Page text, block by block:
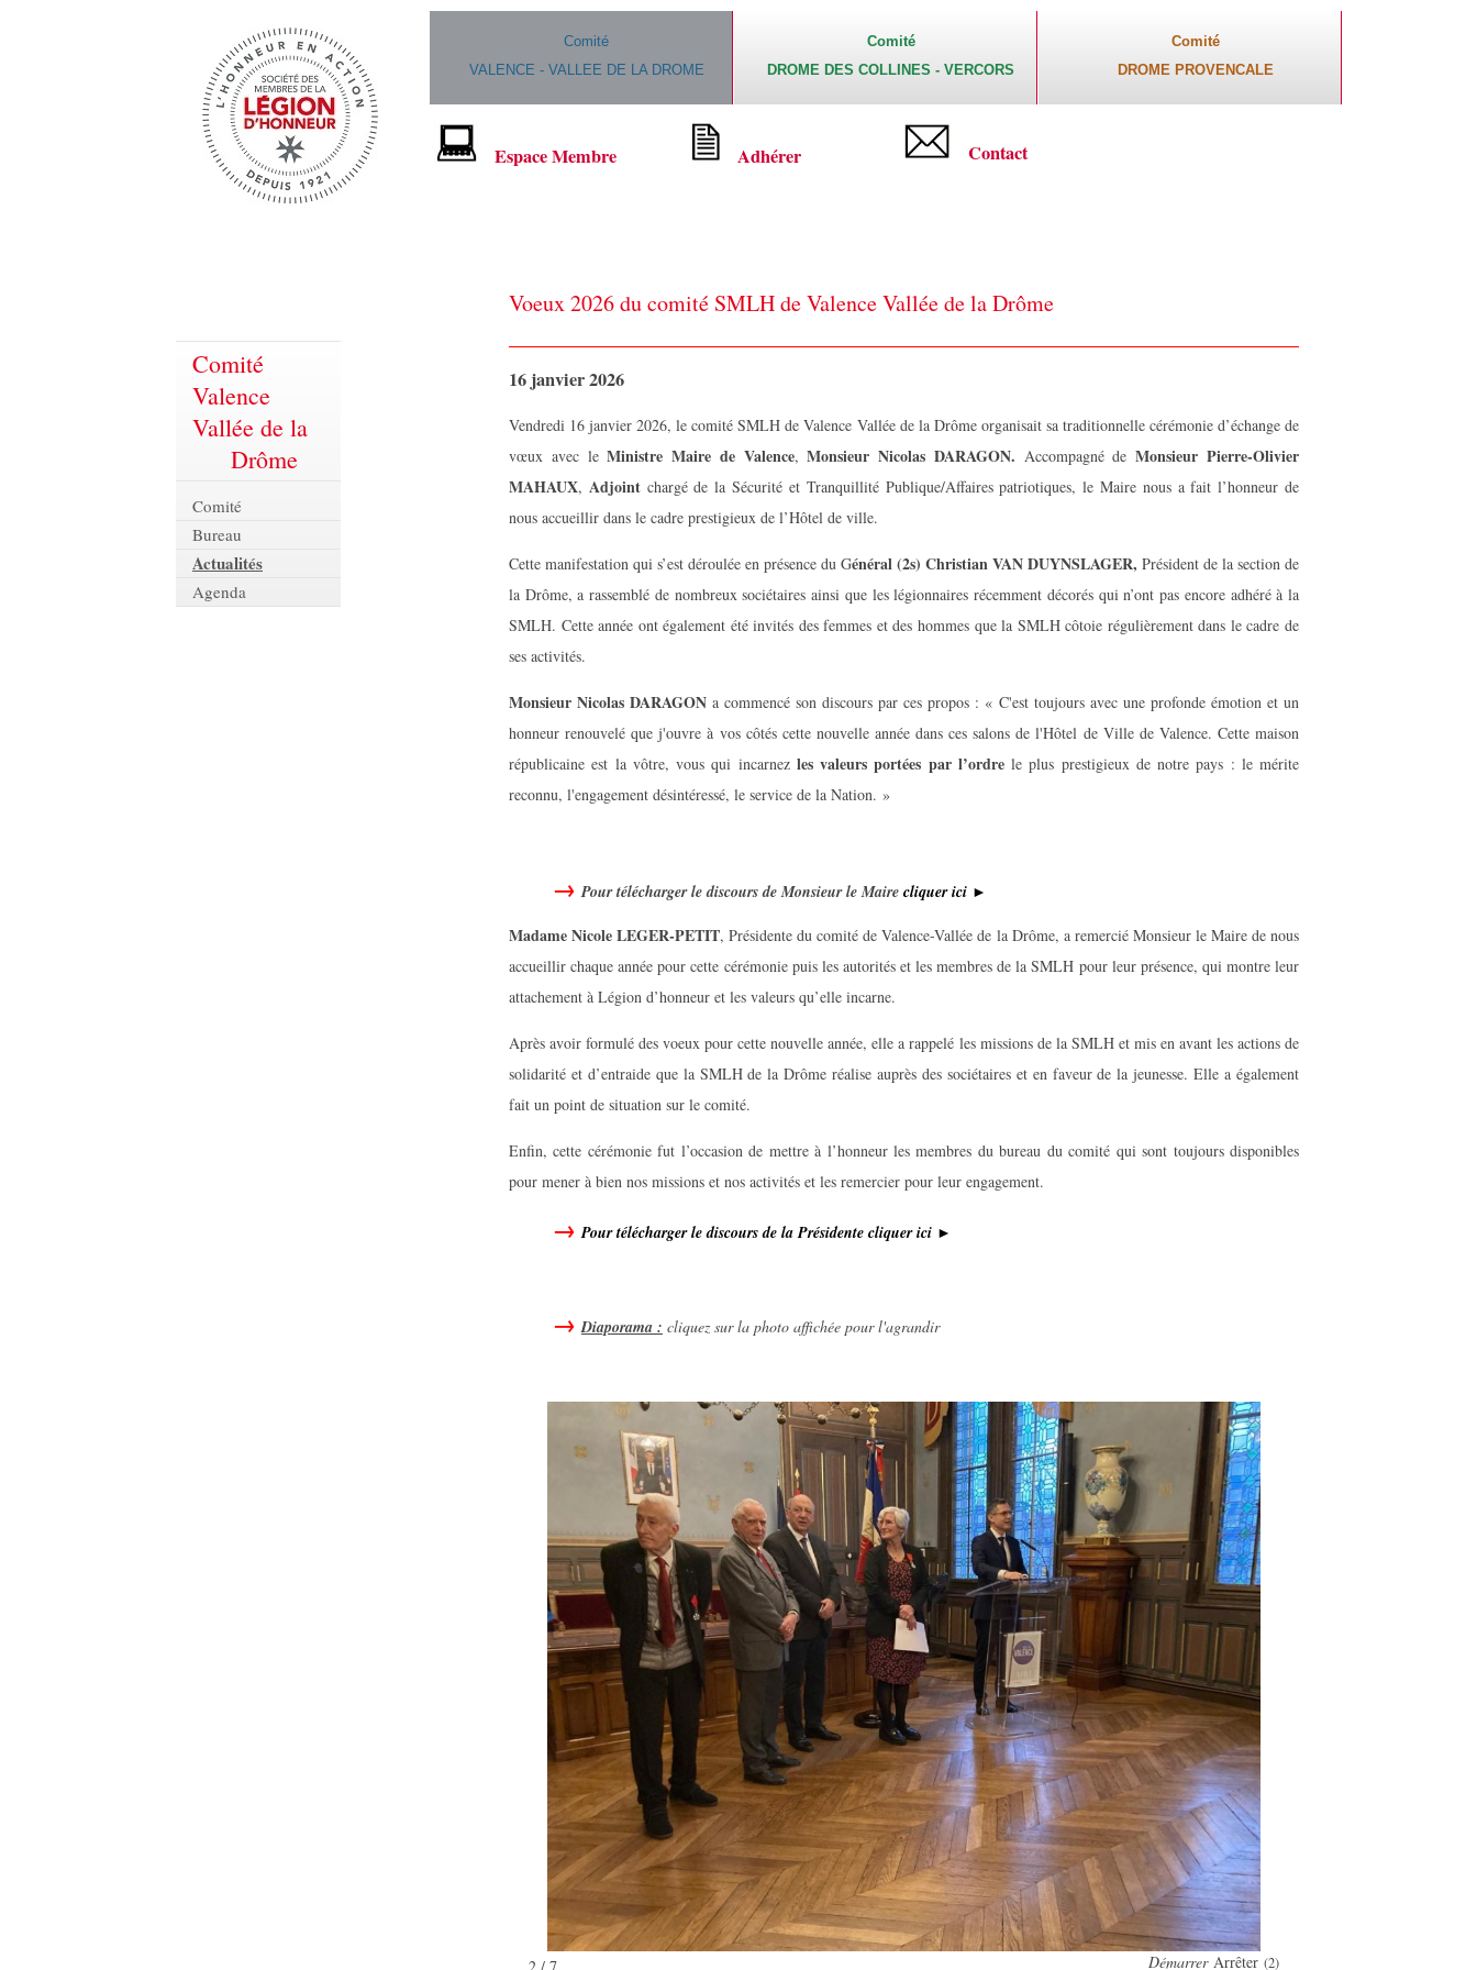
Comité
VALENCE - VALLEE DE LA DROME
Comité
DROME DES COLLINES - VERCORS
Comité
DROME PROVENCALE
Espace Membre Adhérer Contact
Comité
Valence
Vallée de la
Drôme
Comité
Bureau
Actualités
Agenda
Voeux 2026 du comité SMLH de Valence Vallée de la Drôme
16 janvier 2026
Vendredi 16 janvier 2026, le comité SMLH de Valence Vallée de la Drôme organisait sa traditionnelle cérémonie d’échange de
vœux avec leMinistre Maire de Valence,Monsieur Nicolas DARAGON. Accompagné deMonsieur Pierre-Olivier
MAHAUX, Adjointchargé de la Sécurité et Tranquillité Publique/Affaires patriotiques, le Maire nous a fait l’honneur de
nous accueillir dans le cadre prestigieux de l’Hôtel de ville.
Cette manifestation qui s’est déroulée en présence du Général (2s) Christian VAN DUYNSLAGER, Président de la section de
la Drôme, a rassemblé de nombreux sociétaires ainsi que les légionnaires récemment décorés qui n’ont pas encore adhéré à la
SMLH. Cette année ont également été invités des femmes et des hommes que la SMLH côtoie régulièrement dans le cadre de
ses activités.
Monsieur Nicolas DARAGONa commencé son discours par ces propos : « C'est toujours avec une profonde émotion et un
honneur renouvelé que j'ouvre à vos côtés cette nouvelle année dans ces salons de l'Hôtel de Ville de Valence. Cette maison
républicaine est la vôtre, vous qui incarnez les valeurs portées par l’ordrele plus prestigieux de notre pays : le mérite
reconnu, l'engagement désintéressé, le service de la Nation. »
Pour télécharger le discours de Monsieur le Maire cliquer ici ►
Madame Nicole LEGER-PETIT, Présidente du comité de Valence-Vallée de la Drôme, a remercié Monsieur le Maire de nous
accueillir chaque année pour cette cérémonie puis les autorités et les membres de la SMLH pour leur présence, qui montre leur
attachement à Légion d’honneur et les valeurs qu’elle incarne.
Après avoir formulé des voeux pour cette nouvelle année, elle a rappelé les missions de la SMLH et mis en avant les actions de
solidarité et d’entraide que la SMLH de la Drôme réalise auprès des sociétaires et en faveur de la jeunesse. Elle a également
fait un point de situation sur le comité.
Enfin, cette cérémonie fut l’occasion de mettre à l’honneur les membres du bureau du comité qui sont toujours disponibles
pour mener à bien nos missions et nos activités et les remercier pour leur engagement.
Pour télécharger le discours de la Présidente cliquer ici ►
Diaporama : cliquez sur la photo affichée pour l'agrandir
Démarrer Arrêter (2)